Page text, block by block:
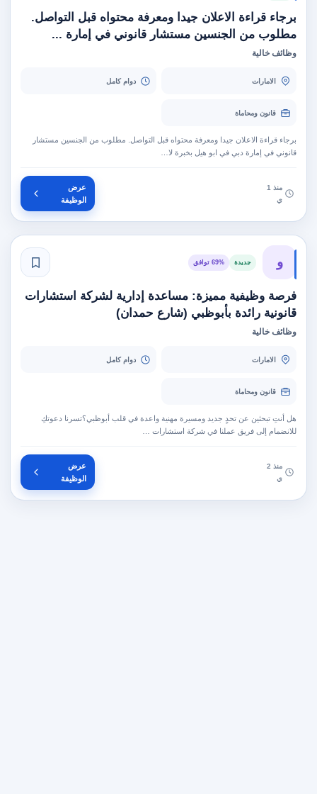
برجاء قراءة الاعلان جيدا ومعرفة محتواه قبل التواصل.
مطلوب من الجنسين مستشار قانوني في إمارة ...
وظائف خالية
الامارات دوام كامل
قانون ومحاماة
برجاء قراءة الاعلان جيدا ومعرفة محتواه قبل التواصل. مطلوب من الجنسين مستشار
قانوني في إمارة دبي في ابو هيل بخبرة لا…
منذ 1
ي
عرض
الوظيفة
و جديدة 69% توافق
فرصة وظيفية مميزة: مساعدة إدارية لشركة استشارات
قانونية رائدة بأبوظبي (شارع حمدان)
وظائف خالية
الامارات دوام كامل
قانون ومحاماة
هل أنتِ تبحثين عن تحدٍ جديد ومسيرة مهنية واعدة في قلب أبوظبي؟تسرنا دعوتكِ
للانضمام إلى فريق عملنا في شركة استشارات …
منذ 2
ي
عرض
الوظيفة